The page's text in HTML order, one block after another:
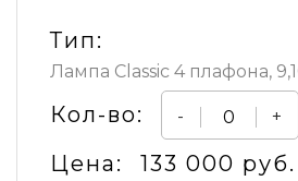
Тип:
Лампа Classic 4 плафона,
Кол-во: - +
Цена: 133 000 руб.